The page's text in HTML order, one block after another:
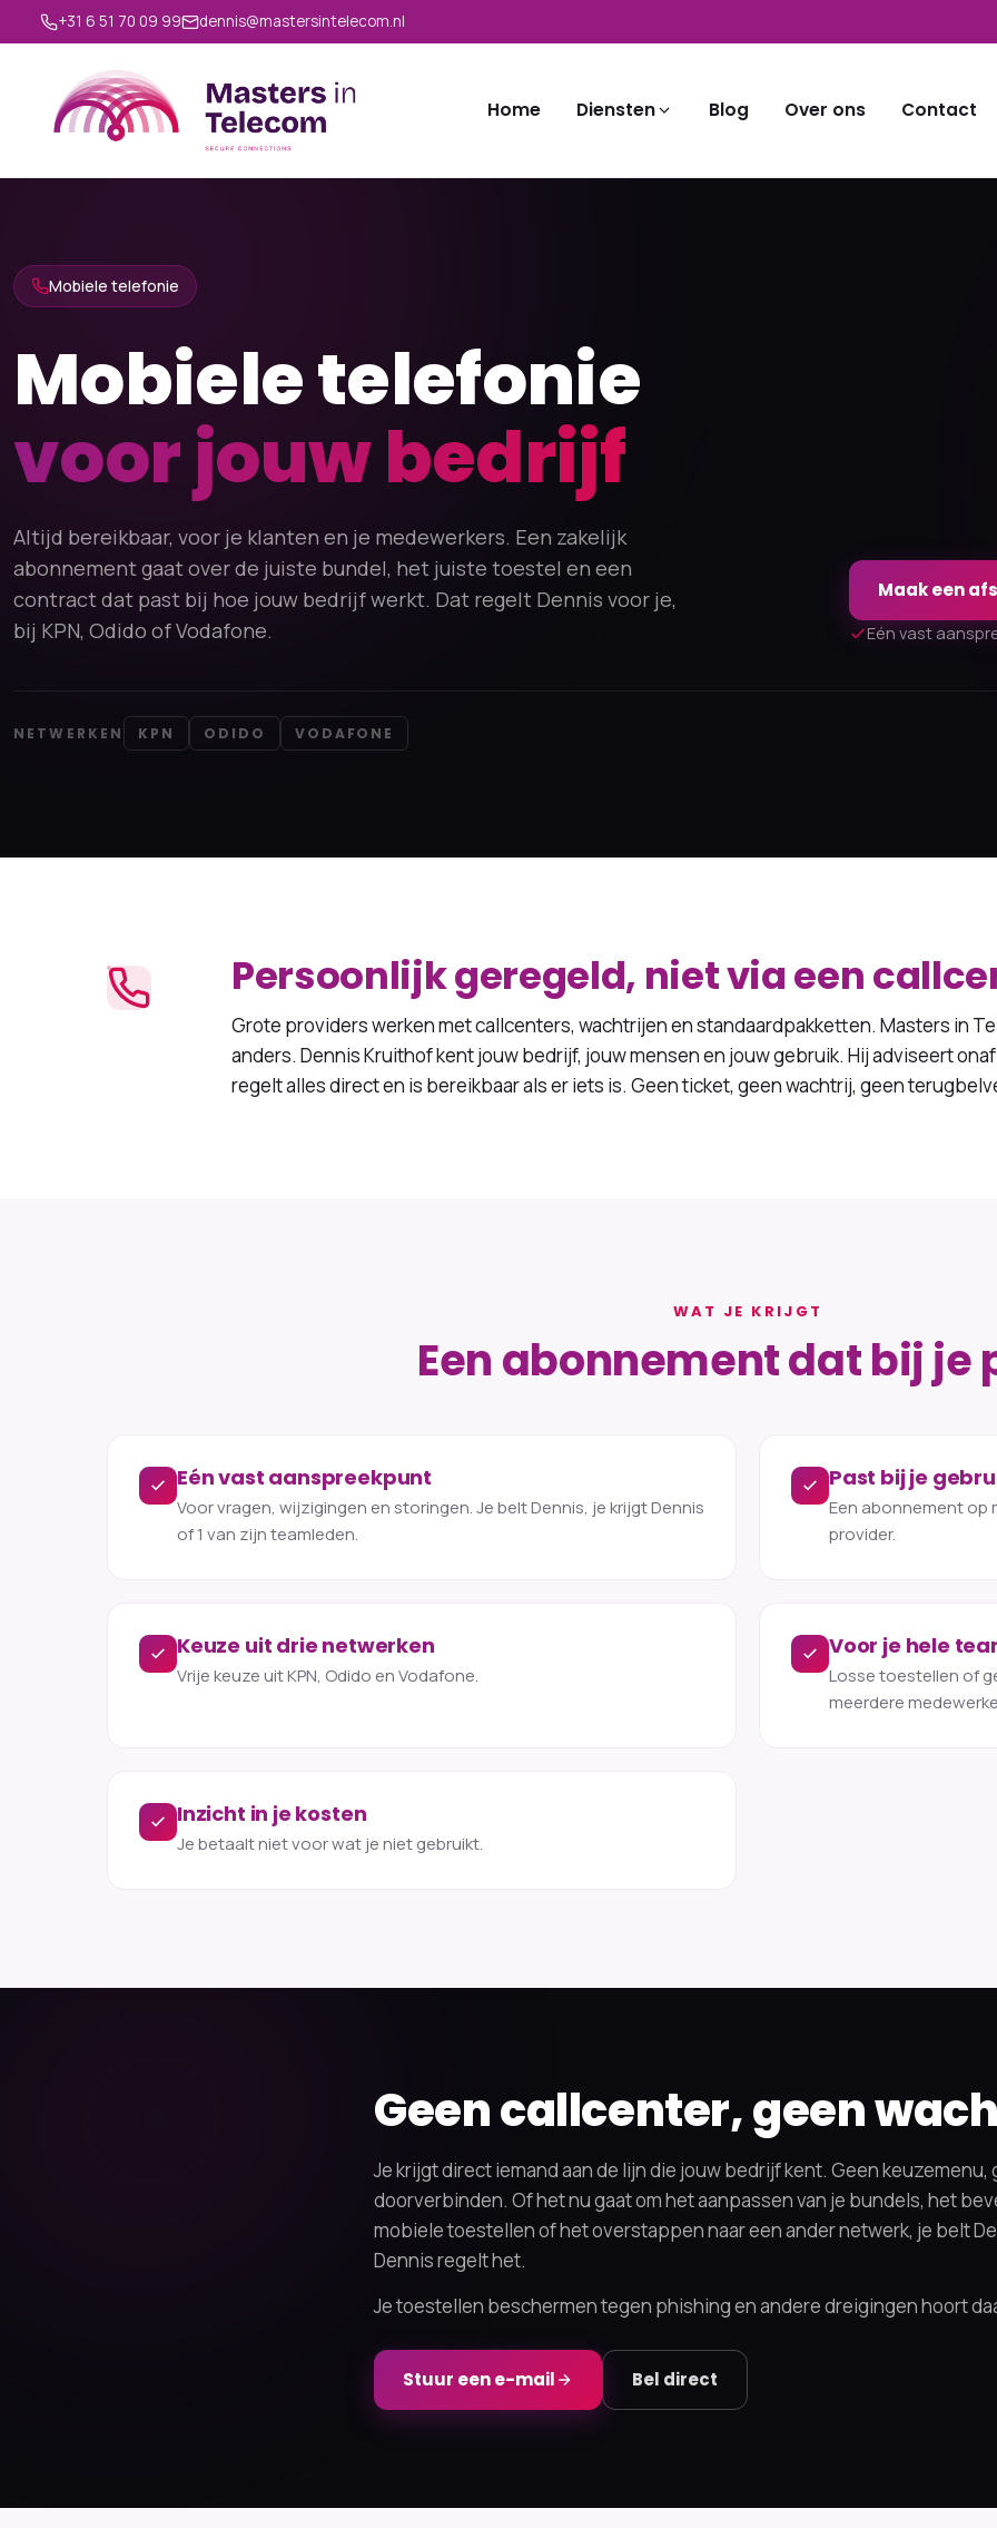
+31 6 51 70 09 99 dennis@mastersintelecom.nl
Home Diensten Blog Over ons Contact
Mobiele telefonie
Mobiele telefonie
voor jouw bedrijf
Altijd bereikbaar, voor je klanten en je medewerkers. Een zakelijk
abonnement gaat over de juiste bundel, het juiste toestel en een
contract dat past bij hoe jouw bedrijf werkt. Dat regelt Dennis voor je,
bij KPN, Odido of Vodafone.
Maak een
Eén vast
NETWERKEN KPN ODIDO VODAFONE
Persoonlijk geregeld, niet via een
Grote providers werken met callcenters, wachtrijen en standaardpakketten. Masters in
anders. Dennis Kruithof kent jouw bedrijf, jouw mensen en jouw gebruik. Hij adviseert
regelt alles direct en is bereikbaar als er iets is. Geen ticket, geen wachtrij, geen
WAT JE KRIJGT
Een abonnement dat bij je
Eén vast aanspreekpunt
Voor vragen, wijzigingen en storingen. Je belt Dennis, je krijgt Dennis
of 1 van zijn teamleden.
Past bij je
Een abonnement op
provider.
Keuze uit drie netwerken
Vrije keuze uit KPN, Odido en Vodafone.
Voor je hele
Losse toestellen of
meerdere
Inzicht in je kosten
Je betaalt niet voor wat je niet gebruikt.
Geen callcenter, geen
Je krijgt direct iemand aan de lijn die jouw bedrijf kent. Geen keuzemenu,
doorverbinden. Of het nu gaat om het aanpassen van je bundels, het
mobiele toestellen of het overstappen naar een ander netwerk, je belt
Dennis regelt het.
Je toestellen beschermen tegen phishing en andere dreigingen hoort
Stuur een e-mail Bel direct